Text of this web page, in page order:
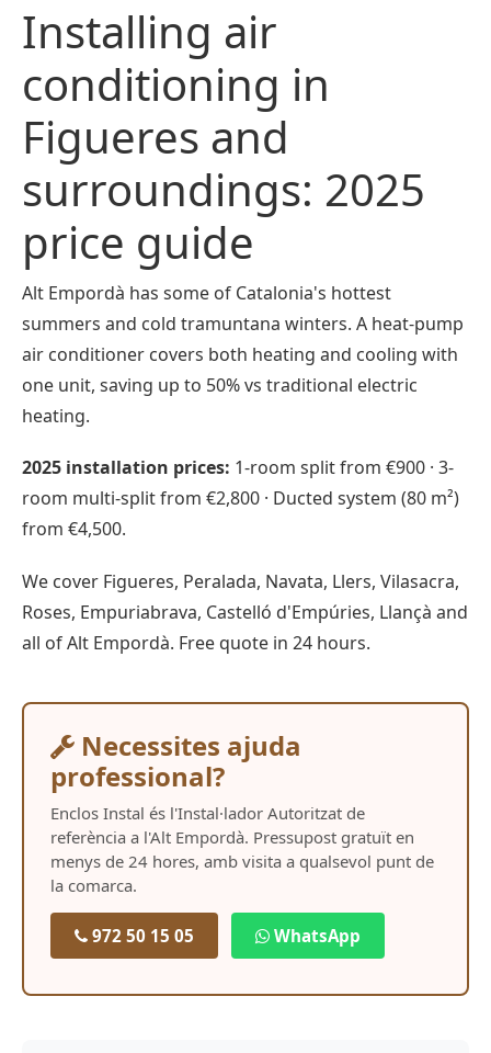
Installing air
conditioning in
Figueres and
surroundings: 2025
price guide
Alt Empordà has some of Catalonia's hottest
summers and cold tramuntana winters. A heat-pump
air conditioner covers both heating and cooling with
one unit, saving up to 50% vs traditional electric
heating.
2025 installation prices: 1-room split from €900 · 3-
room multi-split from €2,800 · Ducted system (80 m²)
from €4,500.
We cover Figueres, Peralada, Navata, Llers, Vilasacra,
Roses, Empuriabrava, Castelló d'Empúries, Llançà and
all of Alt Empordà. Free quote in 24 hours.
Necessites ajuda
professional?
Enclos Instal és l'Instal·lador Autoritzat de
referència a l'Alt Empordà. Pressupost gratuït en
menys de 24 hores, amb visita a qualsevol punt de
la comarca.
972 50 15 05 WhatsApp